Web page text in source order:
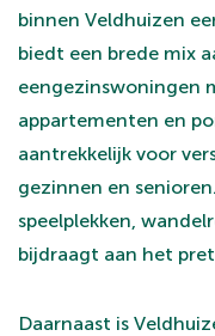
binnen Veldhuizen
biedt een brede mix
eengezinswoningen
appartementen en
aantrekkelijk voor
gezinnen en
speelplekken,
bijdraagt aan het
Daarnaast is